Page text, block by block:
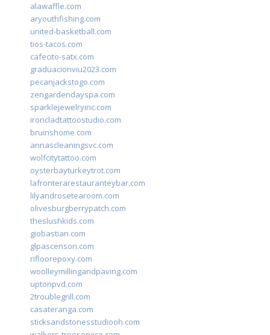
alawaffle.com
aryouthfishing.com
united-basketball.com
tios-tacos.com
cafecito-satx.com
graduacionviu2023.com
pecanjackstogo.com
zengardendayspa.com
sparklejewelryinc.com
ironcladtattoostudio.com
bruinshome.com
annascleaningsvc.com
wolfcitytattoo.com
oysterbayturkeytrot.com
lafronterarestauranteybar.com
lilyandrosetearoom.com
olivesburgberrypatch.com
theslushkids.com
giobastian.com
glpascensori.com
rifloorepoxy.com
woolleymillingandpaving.com
uptonpvd.com
2troublegrill.com
casateranga.com
sticksandstonesstudiooh.com